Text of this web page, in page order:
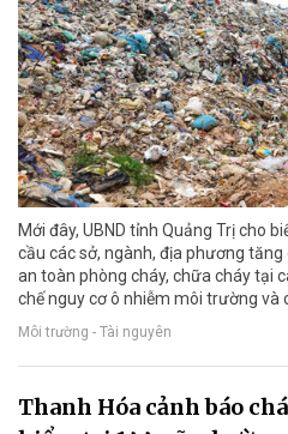
Mới đây, UBND tỉnh Quảng Trị cho
cầu các sở, ngành, địa phương
an toàn phòng cháy, chữa cháy tại
chế nguy cơ ô nhiễm môi trường và
Môi trường - Tài nguyên
Thanh Hóa cảnh báo